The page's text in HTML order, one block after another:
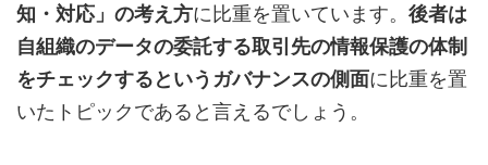
知・対応」の考え方に比重を置いています。 後者は
自組織のデータの委託する取引先の情報保護の体制
をチェックするというガバナンスの側面に比重を置
いたトピックであると言えるでしょう。